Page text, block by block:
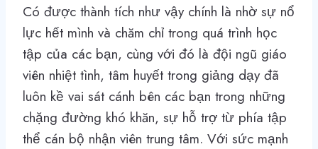
Có được thành tích như vậy chính là nhờ sự nổ
lực hết mình và chăm chỉ trong quá trình học
tập của các bạn, cùng với đó là đội ngũ giáo
viên nhiệt tình, tâm huyết trong giảng dạy đã
luôn kề vai sát cánh bên các bạn trong những
chặng đường khó khăn, sự hỗ trợ từ phía tập
thể cán bộ nhận viên trung tâm. Với sức mạnh